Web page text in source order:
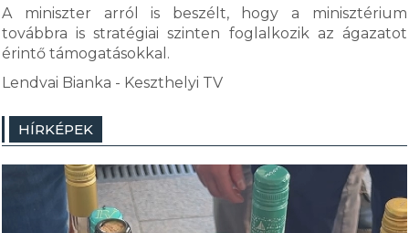
A miniszter arról is beszélt, hogy a minisztérium
továbbra is stratégiai szinten foglalkozik az ágazatot
érintő támogatásokkal.
Lendvai Bianka - Keszthelyi TV
HÍRKÉPEK